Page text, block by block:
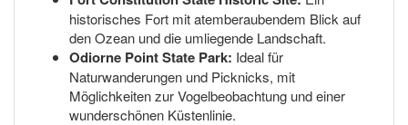
historisches Fort mit atemberaubendem Blick auf
den Ozean und die umliegende Landschaft.
Odiorne Point State Park: Ideal für
Naturwanderungen und Picknicks, mit
Möglichkeiten zur Vogelbeobachtung und einer
wunderschönen Küstenlinie.